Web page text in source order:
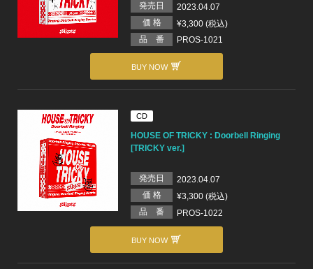
発売日
2023.04.07
価 格
¥3,300 (税込)
品 番
PROS-1021
BUY NOW
CD
HOUSE OF TRICKY : Doorbell Ringing
[TRICKY ver.]
発売日
2023.04.07
価 格
¥3,300 (税込)
品 番
PROS-1022
BUY NOW